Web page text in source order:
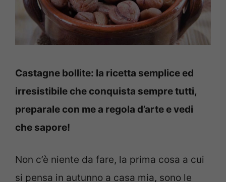
Castagne bollite: la ricetta semplice ed
irresistibile che conquista sempre tutti,
preparale con me a regola d’arte e vedi
che sapore!
Non c’è niente da fare, la prima cosa a cui
si pensa in autunno a casa mia, sono le